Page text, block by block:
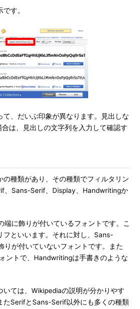
す。
、だいぶ印象が異なります。見出しな
は、見出しの文字列を入力して確認す
種類があり、その種類でフィルタリン
、Sans-Serif、Display、Handwritingか
に飾りが付いているフォントです。こ
フといいます。それに対し、Sans-
りが付いていないフォントです。また
ントで、Handwritingは手書きのような
ては、Wikipediaの説明が分かりやす
たSerifとSans-Serif以外にも多くの種類